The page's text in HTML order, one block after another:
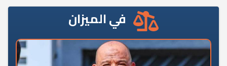
في الميزان